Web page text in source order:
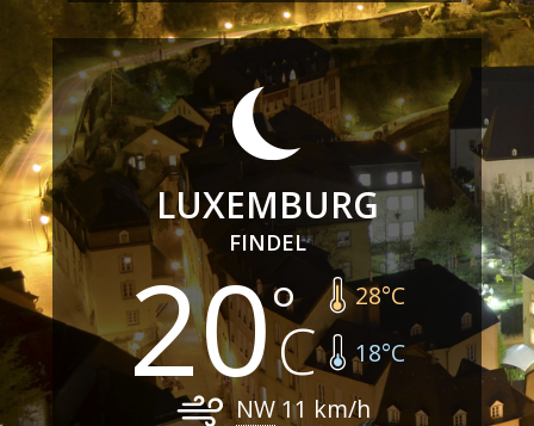
LUXEMBURG
FINDEL
20 28°C
18°C
NW11 km/h